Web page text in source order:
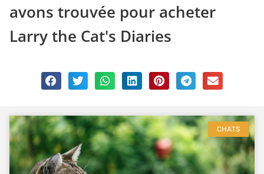
avons trouvée pour acheter
Larry the Cat's Diaries
CHATS